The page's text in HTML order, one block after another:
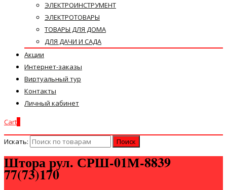
ЭЛЕКТРОИНСТРУМЕНТ
ЭЛЕКТРОТОВАРЫ
ТОВАРЫ ДЛЯ ДОМА
ДЛЯ ДАЧИ И САДА
Акции
Интернет-заказы
Виртуальный тур
Контакты
Личный кабинет
Cart
Искать:
Штора рул. СРШ-01М-8839
77(73)170